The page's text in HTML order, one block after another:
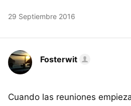
29 Septiembre 2016
Fosterwit
Cuando las reuniones